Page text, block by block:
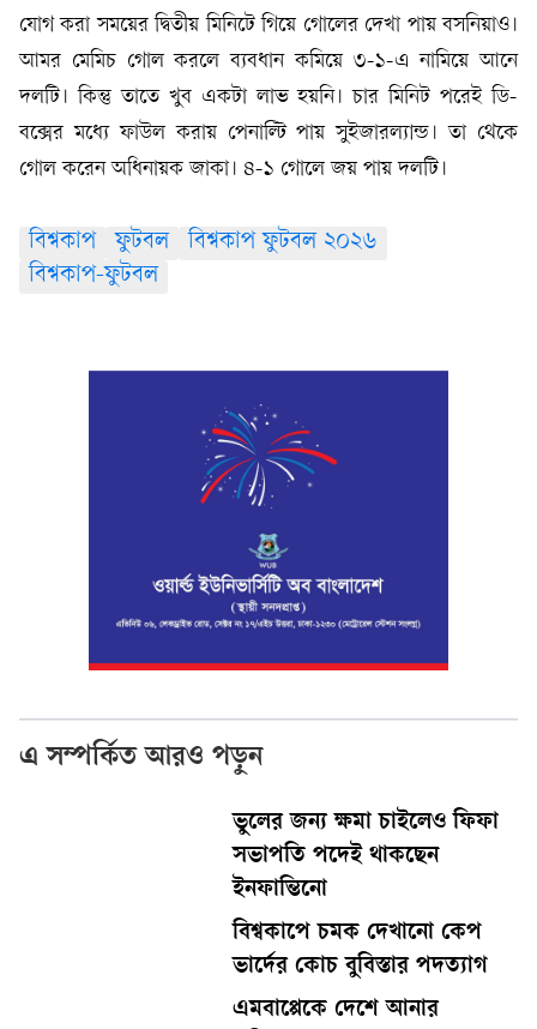
যোগ করা সময়ের দ্বিতীয় মিনিটে গিয়ে গোলের দেখা পায় বসনিয়াও।
আমর মেমিচ গোল করলে ব্যবধান কমিয়ে ৩-১-এ নামিয়ে আনে
দলটি। কিন্তু তাতে খুব একটা লাভ হয়নি। চার মিনিট পরেই ডি-
বক্সের মধ্যে ফাউল করায় পেনাল্টি পায় সুইজারল্যান্ড। তা থেকে
গোল করেন অধিনায়ক জাকা। ৪-১ গোলে জয় পায় দলটি।
বিশ্বকাপ ফুটবল
বিশ্বকাপ ফুটবল ২০২৬
বিশ্বকাপ-ফুটবল
এ সম্পর্কিত আরও পড়ুন
ভুলের জন্য ক্ষমা চাইলেও ফিফা
সভাপতি পদেই থাকছেন
ইনফান্তিনো
বিশ্বকাপে চমক দেখানো কেপ
ভার্দের কোচ বুবিস্তার পদত্যাগ
এমবাপ্পেকে দেশে আনার